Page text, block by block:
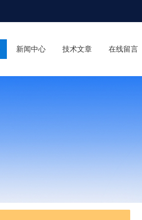
新闻中心 技术文章 在线留言